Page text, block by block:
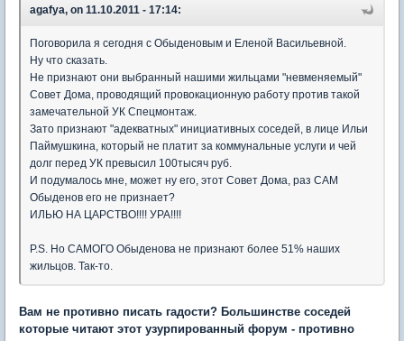
agafya, on 11.10.2011 - 17:14:
Поговорила я сегодня с Обыденовым и Еленой Васильевной.
Ну что сказать.
Не признают они выбранный нашими жильцами "невменяемый"
Совет Дома, проводящий провокационную работу против такой
замечательной УК Спецмонтаж.
Зато признают "адекватных" инициативных соседей, в лице Ильи
Паймушкина, который не платит за коммунальные услуги и чей
долг перед УК превысил 100тысяч руб.
И подумалось мне, может ну его, этот Совет Дома, раз САМ
Обыденов его не признает?
ИЛЬЮ НА ЦАРСТВО!!!! УРА!!!!
P.S. Но САМОГО Обыденова не признают более 51% наших
жильцов. Так-то.
Вам не противно писать гадости? Большинстве соседей
которые читают этот узурпированный форум - противно